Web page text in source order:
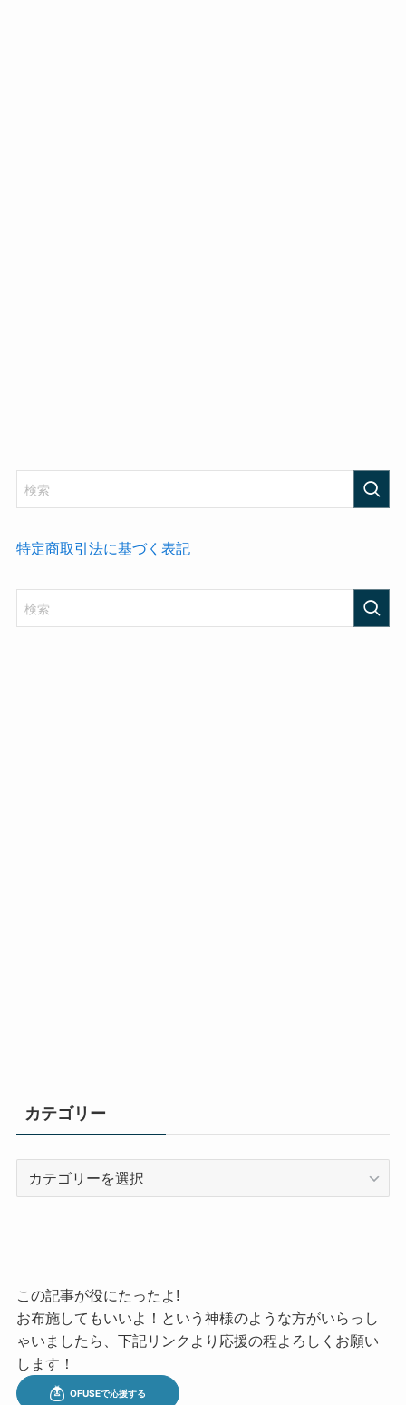
特定商取引法に基づく表記
カテゴリー
この記事が役にたったよ!
お布施してもいいよ！という神様のような方がいらっし
ゃいましたら、下記リンクより応援の程よろしくお願い
します！